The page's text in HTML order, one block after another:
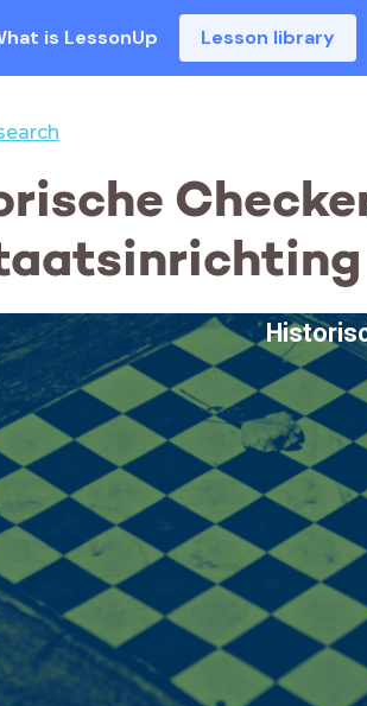
is LessonUp Lesson library